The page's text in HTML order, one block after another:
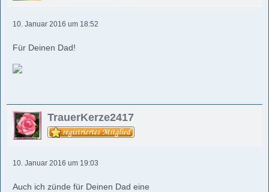
10. Januar 2016 um 18:52
Für Deinen Dad!
TrauerKerze2417
10. Januar 2016 um 19:03
Auch ich zünde für Deinen Dad eine